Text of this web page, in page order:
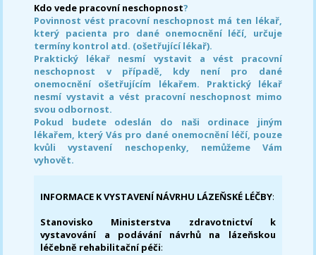
Kdo vede pracovní neschopnost?
Povinnost vést pracovní neschopnost má ten lékař,
který pacienta pro dané onemocnění léčí, určuje
termíny kontrol atd. (ošetřující lékař).
Praktický lékař nesmí vystavit a vést pracovní
neschopnost v případě, kdy není pro dané
onemocnění ošetřujícím lékařem. Praktický lékař
nesmí vystavit a vést pracovní neschopnost mimo
svou odbornost.
Pokud budete odeslán do naši ordinace jiným
lékařem, který Vás pro dané onemocnění léčí, pouze
kvůli vystavení neschopenky, nemůžeme Vám
vyhovět.
INFORMACE K VYSTAVENÍ NÁVRHU LÁZEŇSKÉ LÉČBY:
Stanovisko Ministerstva zdravotnictví k
vystavování a podávání návrhů na lázeňskou
léčebně rehabilitační péči: